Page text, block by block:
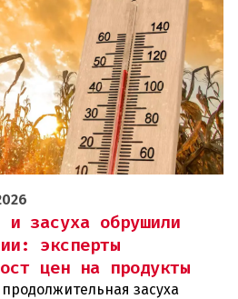
и засуха обрушили
эксперты
цен на продукты
засуха